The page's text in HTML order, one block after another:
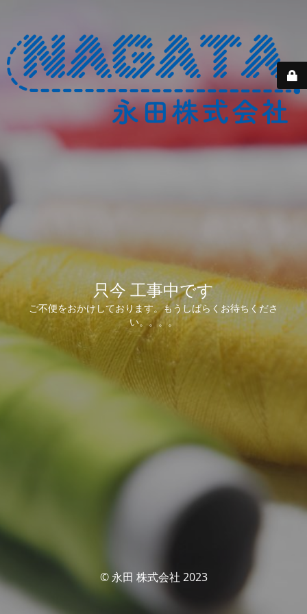
只今 工事中です
ご不便をおかけしております。もうしばらくお待ちくださ
い。。。。
© 永田 株式会社 2023